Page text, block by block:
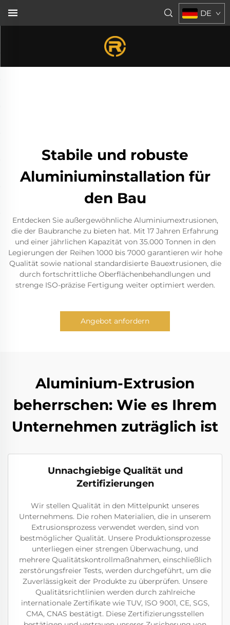
DE
Stabile und robuste
Aluminiuminstallation für
den Bau
Entdecken Sie außergewöhnliche Aluminiumextrusionen,
die der Baubranche zu bieten hat. Mit 17 Jahren Erfahrung
und einer jährlichen Kapazität von 35.000 Tonnen in den
Legierungen der Reihen 1000 bis 7000 garantieren wir hohe
Qualität sowie national standardisierte Bauextrusionen, die
durch fortschrittliche Oberflächenbehandlungen und
strenge ISO-präzise Fertigung weiter optimiert werden.
Angebot anfordern
Aluminium-Extrusion
beherrschen: Wie es Ihrem
Unternehmen zuträglich ist
Unnachgiebige Qualität und
Zertifizierungen
Wir stellen Qualität in den Mittelpunkt unseres
Unternehmens. Die rohen Materialien, die in unserem
Extrusionsprozess verwendet werden, sind von
bestmöglicher Qualität. Unsere Produktionsprozesse
unterliegen einer strengen Überwachung, und
mehrere Qualitätskontrollmaßnahmen, einschließlich
zerstörungsfreier Tests, werden durchgeführt, um die
Zuverlässigkeit der Produkte zu überprüfen. Unsere
Qualitätsrichtlinien werden durch zahlreiche
internationale Zertifikate wie TUV, ISO 9001, CE, SGS,
CMA, CNAS bestätigt. Diese Zertifizierungsstellen